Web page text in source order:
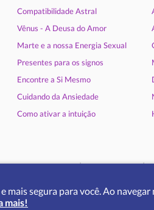
Compatibilidade Astral
Vênus - A Deusa do Amor
Marte e a nossa Energia Sexual
Presentes para os signos
Encontre a Si Mesmo
Cuidando da Ansiedade
Como ativar a intuição
Quem somos |Termos de uso |
mais segura para você. Ao
mais!